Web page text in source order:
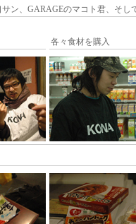
ン、GARAGEのマコト君、そし
各々食材を購入